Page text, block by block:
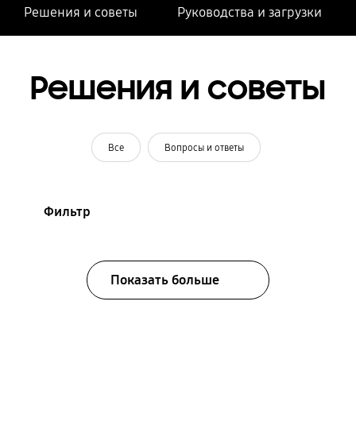
Решения и советы Руководства и загрузки
Решения и советы
Все Вопросы и ответы
Фильтр
Показать больше